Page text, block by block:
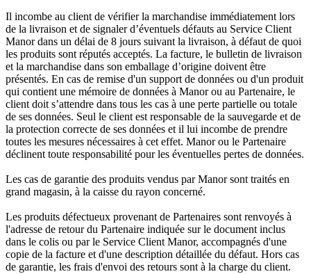
Il incombe au client de vérifier la marchandise immédiatement lors
de la livraison et de signaler d’éventuels défauts au Service Client
Manor dans un délai de 8 jours suivant la livraison, à défaut de quoi
les produits sont réputés acceptés. La facture, le bulletin de livraison
et la marchandise dans son emballage d’origine doivent être
présentés. En cas de remise d'un support de données ou d'un produit
qui contient une mémoire de données à Manor ou au Partenaire, le
client doit s’attendre dans tous les cas à une perte partielle ou totale
de ses données. Seul le client est responsable de la sauvegarde et de
la protection correcte de ses données et il lui incombe de prendre
toutes les mesures nécessaires à cet effet. Manor ou le Partenaire
déclinent toute responsabilité pour les éventuelles pertes de données.
Les cas de garantie des produits vendus par Manor sont traités en
grand magasin, à la caisse du rayon concerné.
Les produits défectueux provenant de Partenaires sont renvoyés à
l'adresse de retour du Partenaire indiquée sur le document inclus
dans le colis ou par le Service Client Manor, accompagnés d'une
copie de la facture et d'une description détaillée du défaut. Hors cas
de garantie, les frais d'envoi des retours sont à la charge du client.